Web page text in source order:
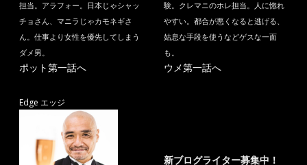
担当。アラフォー。日本じゃシャッ
チョさん、マニラじゃカモネギさ
ん。仕事より女性を優先してしまう
ダメ男。
ポット第一話へ
験。クレマニのホレ担当。人に惚れ
やすい。都合が悪くなると逃げる、
姑息な手段を使うなどゲスな一面
も。
ウメ第一話へ
Edge エッジ
新ブログライター募集中！